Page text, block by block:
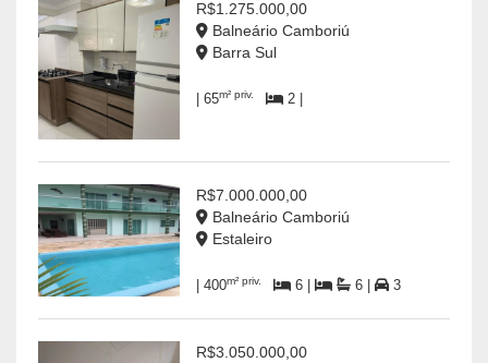
R$1.275.000,00
Balneário Camboriú
Barra Sul
| 65m² priv. 2 |
R$7.000.000,00
Balneário Camboriú
Estaleiro
| 400m² priv. 6 | 6 | 3
R$3.050.000,00